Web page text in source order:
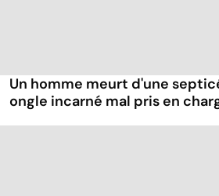
Un homme meurt d'une
ongle incarné mal pris en